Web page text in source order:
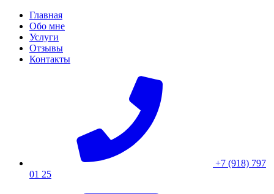
Skip
content
Главная
Обо мне
Услуги
Отзывы
Контакты
+7 (918) 797
01 25